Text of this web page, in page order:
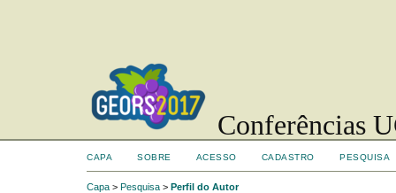
Conferências
CAPA SOBRE ACESSO CADASTRO PESQUISA
Capa > Pesquisa > Perfil do Autor